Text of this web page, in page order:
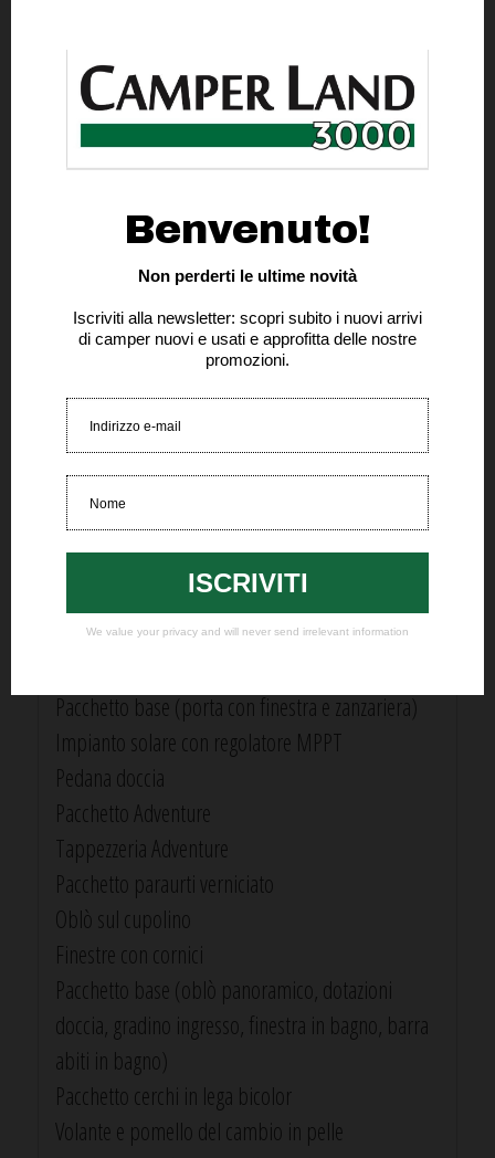
Predisposizione TV incluso supporto
Gradino elettrico
Prolunga tavolo
Energia e acqua:
Pannello controllo con livelli acque e batteria
Caricabatteria elettrico per batteria veicolo
Vano per 2 bombole gas da 11 kg
Cassetti cucina soft-close
Fornello a 2 fuochi con accensione elettrica
Frigorifero trivalente automatico
Pattumiera
Finestre a filo con cornici
Optional inclusi Sunlight T66
Pacchetto base (porta con finestra e zanzariera)
Impianto solare con regolatore MPPT
Pedana doccia
Pacchetto Adventure
Tappezzeria Adventure
Pacchetto paraurti verniciato
Oblò sul cupolino
Finestre con cornici
Pacchetto base (oblò panoramico, dotazioni
doccia, gradino ingresso, finestra in bagno, barra
abiti in bagno)
Pacchetto cerchi in lega bicolor
Volante e pomello del cambio in pelle